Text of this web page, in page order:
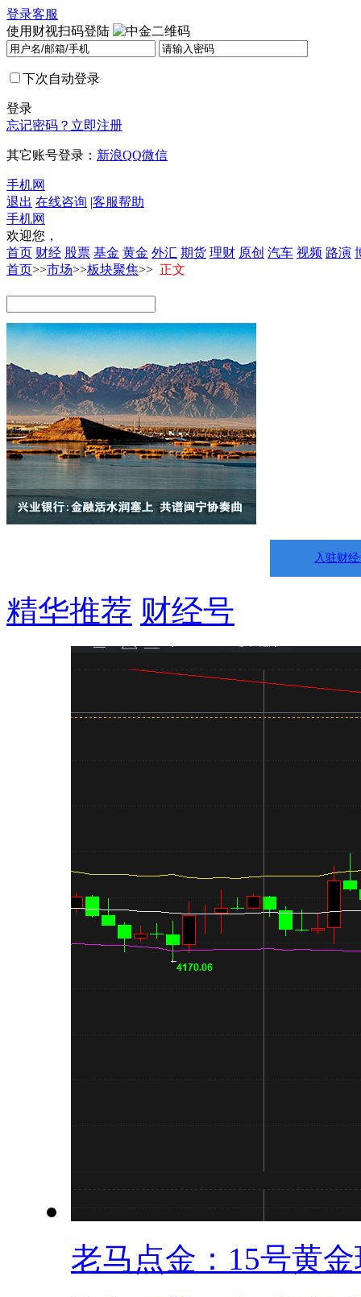
登录客服
使用财视扫码登陆
下次自动登录
登录
忘记密码？ 立即注册
其它账号登录： 新浪QQ微信
手机网
退出 在线咨询 |客服帮助
手机网
欢迎您，
首页 财经 股票 基金 黄金 外汇 期货 理财 原创 汽车 视频 路演
首页>>市场>>板块聚焦>> 正文
入驻财
精华推荐 财经号
老马点金：15号黄金